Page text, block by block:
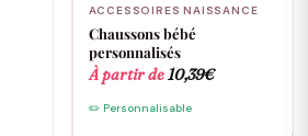
ACCESSOIRES NAISSANCE
Chaussons bébé
personnalisés
À partir de10,39€
✏️ Personnalisable